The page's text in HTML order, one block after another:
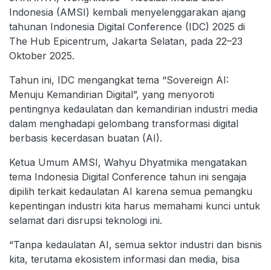
Indonesia (AMSI) kembali menyelenggarakan ajang
tahunan Indonesia Digital Conference (IDC) 2025 di
The Hub Epicentrum, Jakarta Selatan, pada 22–23
Oktober 2025.
Tahun ini, IDC mengangkat tema “Sovereign AI:
Menuju Kemandirian Digital”, yang menyoroti
pentingnya kedaulatan dan kemandirian industri media
dalam menghadapi gelombang transformasi digital
berbasis kecerdasan buatan (AI).
Ketua Umum AMSI, Wahyu Dhyatmika mengatakan
tema Indonesia Digital Conference tahun ini sengaja
dipilih terkait kedaulatan AI karena semua pemangku
kepentingan industri kita harus memahami kunci untuk
selamat dari disrupsi teknologi ini.
“Tanpa kedaulatan AI, semua sektor industri dan bisnis
kita, terutama ekosistem informasi dan media, bisa